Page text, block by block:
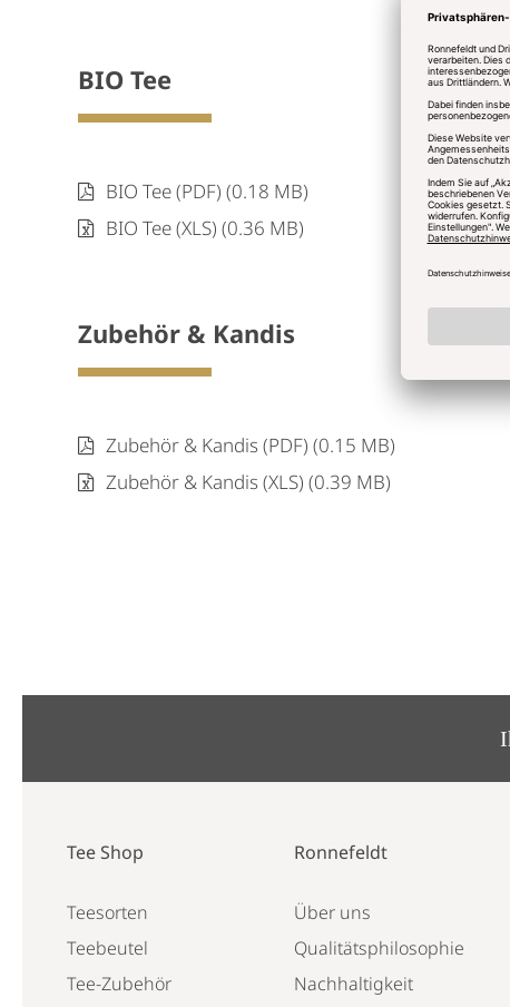
BIO Tee
BIO Tee (PDF) (0.18 MB)
BIO Tee (XLS) (0.36 MB)
Zubehör & Kandis
Zubehör & Kandis (PDF) (0.15 MB)
Zubehör & Kandis (XLS) (0.39 MB)
Tee Shop
Teesorten
Teebeutel
Tee-Zubehör
Ronnefeldt
Über uns
Qualitätsphilosophie
Nachhaltigkeit